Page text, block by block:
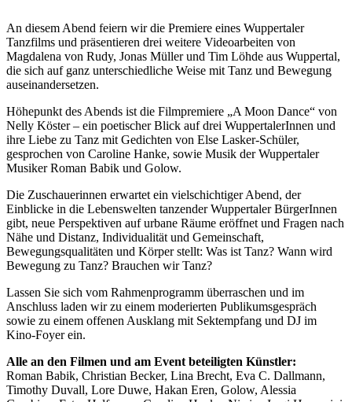
An diesem Abend feiern wir die Premiere eines Wuppertaler
Tanzfilms und präsentieren drei weitere Videoarbeiten von
Magdalena von Rudy, Jonas Müller und Tim Löhde aus Wuppertal,
die sich auf ganz unterschiedliche Weise mit Tanz und Bewegung
auseinandersetzen.
Höhepunkt des Abends ist die Filmpremiere „A Moon Dance“ von
Nelly Köster – ein poetischer Blick auf drei WuppertalerInnen und
ihre Liebe zu Tanz mit Gedichten von Else Lasker-Schüler,
gesprochen von Caroline Hanke, sowie Musik der Wuppertaler
Musiker Roman Babik und Golow.
Die Zuschauerinnen erwartet ein vielschichtiger Abend, der
Einblicke in die Lebenswelten tanzender Wuppertaler BürgerInnen
gibt, neue Perspektiven auf urbane Räume eröffnet und Fragen nach
Nähe und Distanz, Individualität und Gemeinschaft,
Bewegungsqualitäten und Körper stellt: Was ist Tanz? Wann wird
Bewegung zu Tanz? Brauchen wir Tanz?
Lassen Sie sich vom Rahmenprogramm überraschen und im
Anschluss laden wir zu einem moderierten Publikumsgespräch
sowie zu einem offenen Ausklang mit Sektempfang und DJ im
Kino-Foyer ein.
Alle an den Filmen und am Event beteiligten Künstler:
Roman Babik, Christian Becker, Lina Brecht, Eva C. Dallmann,
Timothy Duvall, Lore Duwe, Hakan Eren, Golow, Alessia